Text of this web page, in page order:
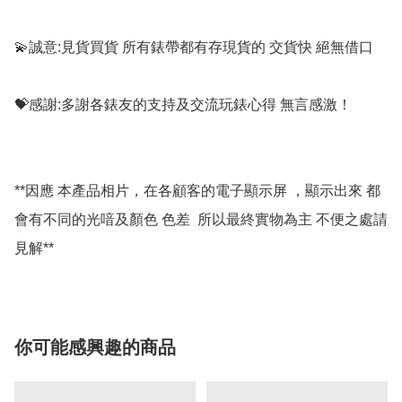
💫誠意:見貨買貨 所有錶帶都有存現貨的 交貨快 絕無借口
💝感謝:多謝各錶友的支持及交流玩錶心得 無言感激！
**因應 本產品相片，在各顧客的電子顯示屏 ，顯示出來 都
會有不同的光喑及顏色 色差  所以最終實物為主 不便之處請
你可能感興趣的商品